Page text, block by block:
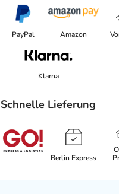
https://evolsin-
können Sie sich
PayPal Amazon
Klarna
Schnelle Lieferung
Berlin Express